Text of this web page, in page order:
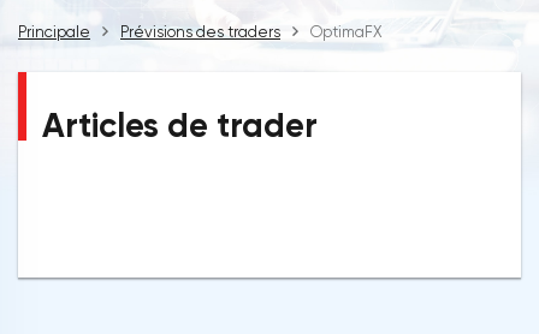
Principale Prévisions des traders OptimaFX
Articles de trader